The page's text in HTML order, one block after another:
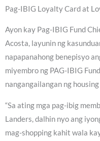
Pag-IBIG Loyalty Card at
Ayon kay Pag-IBIG Fund
Acosta, layunin ng
napapanahong benepisyo
miyembro ng PAG-IBIG
nangangailangan ng
“Sa ating mga pag-ibig
Landers, dalhin nyo ang
mag-shopping kahit wala